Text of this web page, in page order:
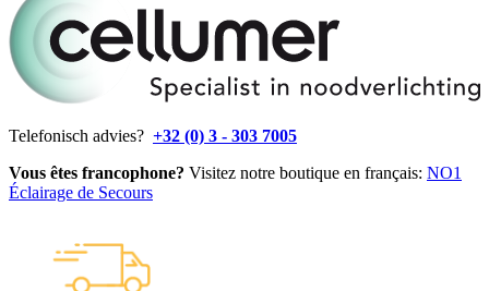
Telefonisch advies? +32 (0) 3 - 303 7005
Vous êtes francophone? Visitez notre boutique en français: NO1
Éclairage de Secours